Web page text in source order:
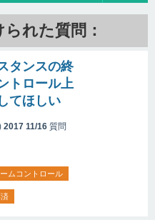
れた質問：
タンスの終
トロール上
てほしい
2017 11/16 質問
ムコントロール